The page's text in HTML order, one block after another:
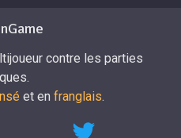
contre les parties
et en franglais.